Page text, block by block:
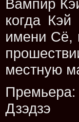
Вампир
когда
имени Сё,
местную
Премьера:
Дзэдзэ